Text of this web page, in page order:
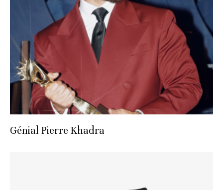
Génial Pierre Khadra